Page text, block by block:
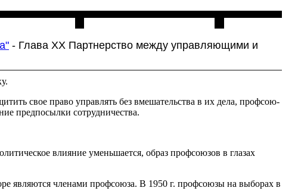
- Глава XX Партнерство между управляющими и
свое право управлять без вмешательства в их дела, профсою­
предпосылки сотрудничества.
влияние уменьшается, образ профсоюзов в глазах
являются членами профсоюза. В 1950 г. профсоюзы на вы­борах в